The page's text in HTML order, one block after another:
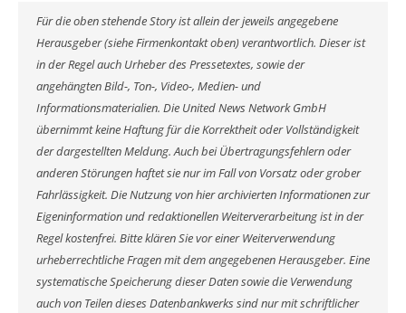
Für die oben stehende Story ist allein der jeweils angegebene
Herausgeber (siehe Firmenkontakt oben) verantwortlich. Dieser ist
in der Regel auch Urheber des Pressetextes, sowie der
angehängten Bild-, Ton-, Video-, Medien- und
Informationsmaterialien. Die United News Network GmbH
übernimmt keine Haftung für die Korrektheit oder Vollständigkeit
der dargestellten Meldung. Auch bei Übertragungsfehlern oder
anderen Störungen haftet sie nur im Fall von Vorsatz oder grober
Fahrlässigkeit. Die Nutzung von hier archivierten Informationen zur
Eigeninformation und redaktionellen Weiterverarbeitung ist in der
Regel kostenfrei. Bitte klären Sie vor einer Weiterverwendung
urheberrechtliche Fragen mit dem angegebenen Herausgeber. Eine
systematische Speicherung dieser Daten sowie die Verwendung
auch von Teilen dieses Datenbankwerks sind nur mit schriftlicher